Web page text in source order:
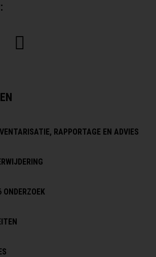
RAPPORTAGE EN ADVIES
ONDERZOEK